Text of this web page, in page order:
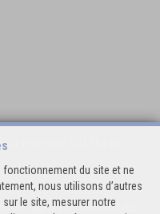
du site et ne
nous utilisons d’autres
le site, mesurer notre
le numéro 507.163 en
des agents immobiliers, rue